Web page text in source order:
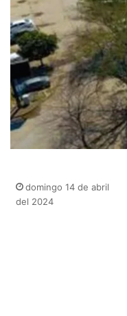
domingo 14 de abril
del 2024